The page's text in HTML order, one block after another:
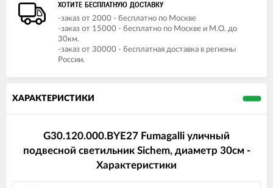
ХОТИТЕ БЕСПЛАТНУЮ ДОСТАВКУ
-заказ от 2000 - бесплатно по Москве
-заказ от 15000 - бесплатно по Москве и М.О. до
30км.
-заказ от 30000 - бесплатная доставка в регионы
России.
ХАРАКТЕРИСТИКИ
G30.120.000.BYE27 Fumagalli уличный
подвесной светильник Sichem, диаметр 30см -
Характеристики